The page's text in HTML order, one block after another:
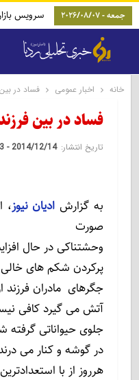
جمعه - 2026/08/07 سرویس بازار
خانه اخبار عمومی فساد در
فساد در بین
تاریخ انتشار: 2014/12/14 - 4:53 ب.ظ
به گزارش ادیان نیوز،
صورت
وحشتناکی در حال
پرکردن شکم های خالی
جگرهای مادران فرزند
آتش می گیرد کافی
جلوی حیواناتی
در گوشه و کنار می
هرروز از با